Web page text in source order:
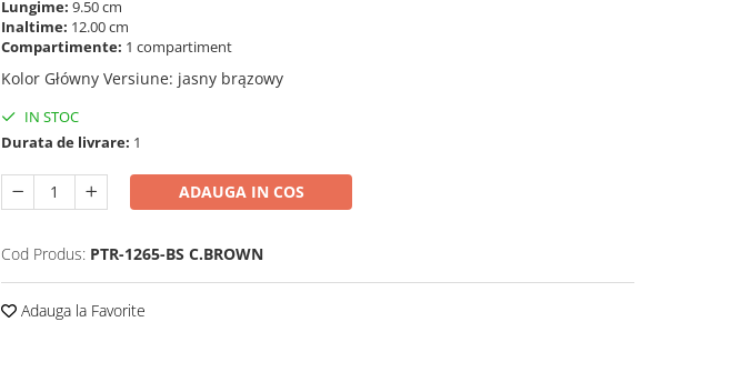
Lungime: 9.50 cm
Inaltime: 12.00 cm
Compartimente: 1 compartiment
Kolor Główny Versiune: jasny brązowy
IN STOC
Durata de livrare: 1
ADAUGA IN COS
Cod Produs: PTR-1265-BS C.BROWN
Adauga la Favorite